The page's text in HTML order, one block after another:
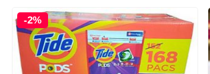
-5%